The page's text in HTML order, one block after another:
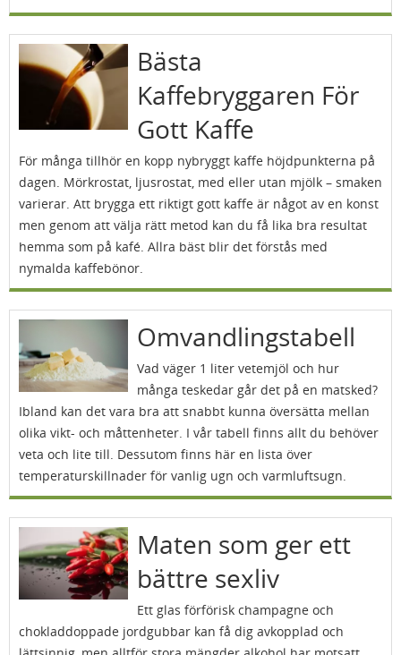
Bästa
Kaffebryggaren För
Gott Kaffe
För många tillhör en kopp nybryggt kaffe höjdpunkterna på
dagen. Mörkrostat, ljusrostat, med eller utan mjölk – smaken
varierar. Att brygga ett riktigt gott kaffe är något av en konst
men genom att välja rätt metod kan du få lika bra resultat
hemma som på kafé. Allra bäst blir det förstås med
nymalda kaffebönor.
Omvandlingstabell
Vad väger 1 liter vetemjöl och hur
många teskedar går det på en matsked?
Ibland kan det vara bra att snabbt kunna översätta mellan
olika vikt- och måttenheter. I vår tabell finns allt du behöver
veta och lite till. Dessutom finns här en lista över
temperaturskillnader för vanlig ugn och varmluftsugn.
Maten som ger ett
bättre sexliv
Ett glas förförisk champagne och
chokladdoppade jordgubbar kan få dig avkopplad och